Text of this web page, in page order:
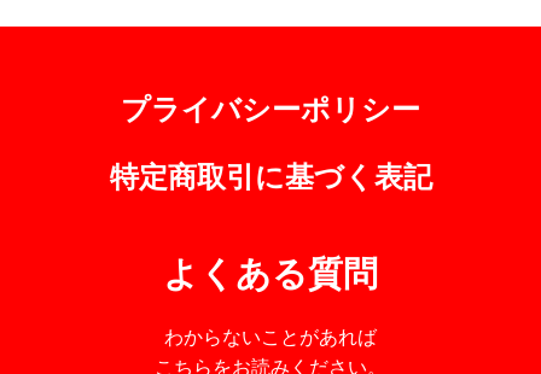
プライバシーポリシー
特定商取引に基づく表記
よくある質問
わからないことがあれば
こちらをお読みください。